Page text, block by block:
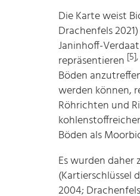
Die Karte weist
Drachenfels
Janinhoff-
repräsentieren
Böden
werden können,
Röhrichten und
Böden als
Es wurden
(Kartierschlüssel
2004;